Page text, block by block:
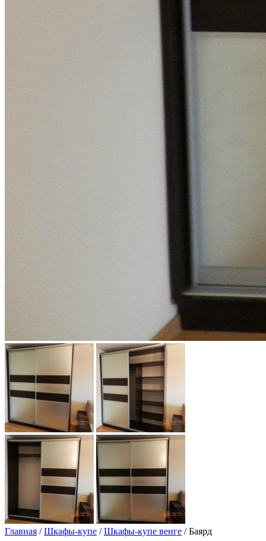
Главная /Шкафы-купе /Шкафы-купе венге / Баярд